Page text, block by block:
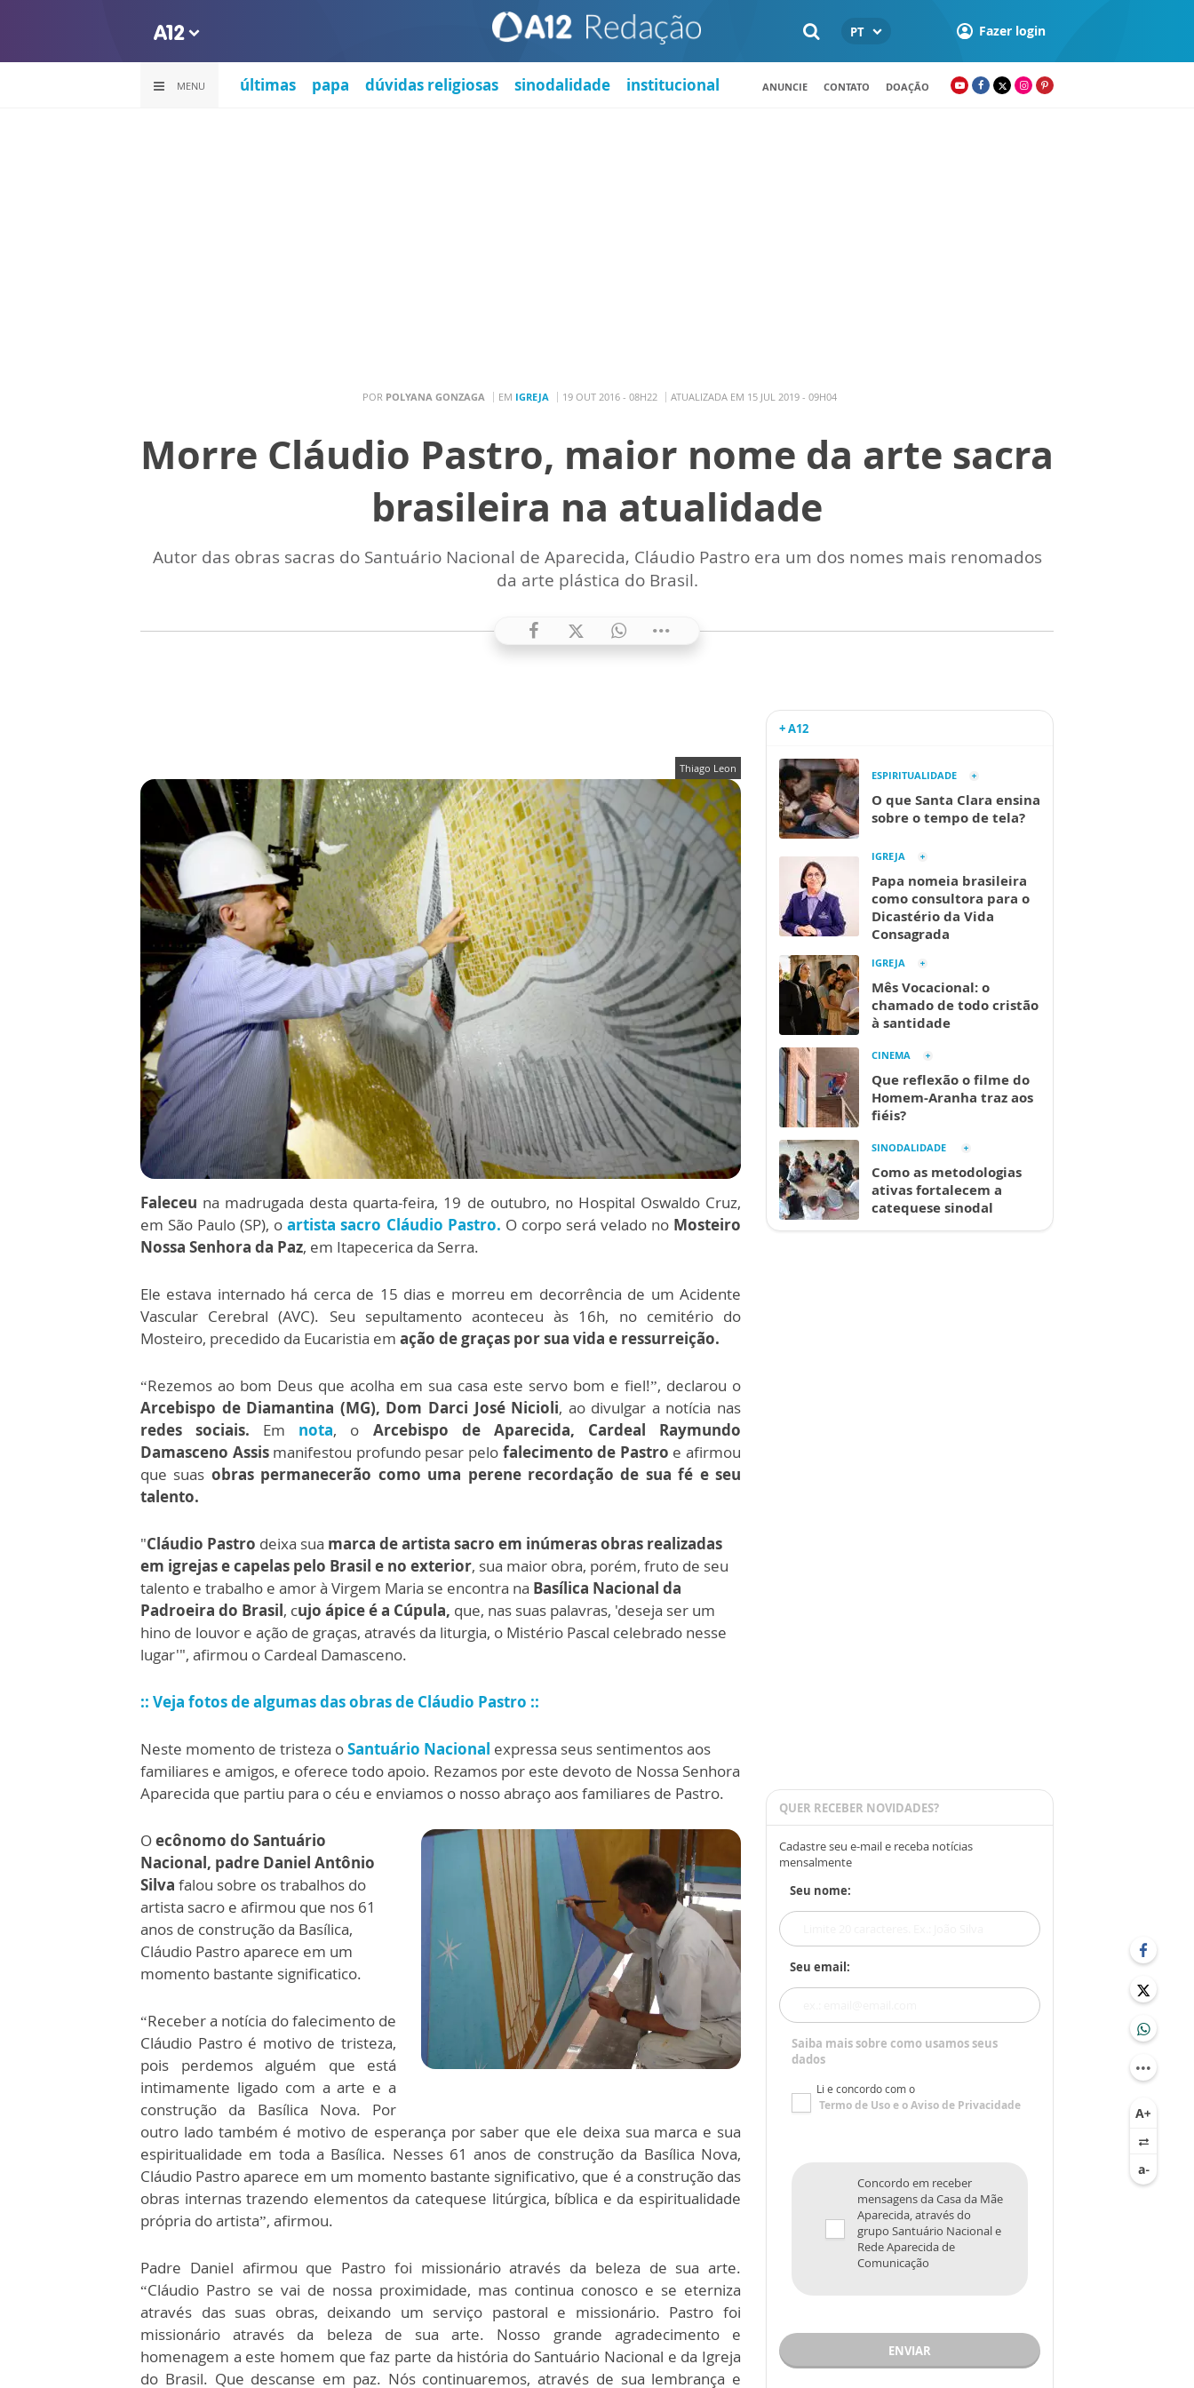
PT Fazer login
MENU últimas papa dúvidas religiosas sinodalidade institucional ANUNCIE CONTATO DOAÇÃO
POR POLYANA GONZAGA EM IGREJA 19 OUT 2016 - 08H22 ATUALIZADA EM 15 JUL 2019 - 09H04
Morre Cláudio Pastro, maior nome da arte sacra
brasileira na atualidade
Autor das obras sacras do Santuário Nacional de Aparecida, Cláudio Pastro era um dos nomes mais renomados
da arte plástica do Brasil.
Thiago Leon
Faleceu na madrugada desta quarta-feira, 19 de outubro, no Hospital Oswaldo Cruz,
em São Paulo (SP), oartista sacro Cláudio Pastro. O corpo será velado no Mosteiro
Nossa Senhora da Paz, em Itapecerica da Serra.
Ele estava internado há cerca de 15 dias e morreu em decorrência de um Acidente
Vascular Cerebral (AVC). Seu sepultamento aconteceu às 16h, no cemitério do
Mosteiro, precedido da Eucaristia em ação de graças por sua vida e ressurreição.
“Rezemos ao bom Deus que acolha em sua casa este servo bom e fiel!”, declarou o
Arcebispo de Diamantina (MG), Dom Darci José Nicioli, ao divulgar a notícia nas
redes sociais. Em nota, o Arcebispo de Aparecida,
Cardeal Raymundo
Damasceno Assismanifestou profundo pesar pelo falecimento de Pastro e afirmou
que suas obras permanecerão como uma perene recordação de sua fé e seu
talento.
"Cláudio Pastro deixa sua marca de artista sacro em inúmeras obras realizadas
em igrejas e capelas pelo Brasil e no exterior, sua maior obra, porém, fruto de seu
talento e trabalho e amor à Virgem Maria se encontra na Basílica Nacional da
Padroeira do Brasil, cujo ápice é a Cúpula, que, nas suas palavras, 'deseja ser um
hino de louvor e ação de graças, através da liturgia, o Mistério Pascal celebrado nesse
lugar'", afirmou o Cardeal Damasceno.
:: Veja fotos de algumas das obras de Cláudio Pastro ::
Neste momento de tristeza oSantuário Nacional expressa seus sentimentos aos
familiares e amigos, e oferece todo apoio. Rezamos por este devoto de Nossa Senhora
Aparecida que partiu para o céu e enviamos o nosso abraço aos familiares de Pastro.
Oecônomo do Santuário
Nacional, padre Daniel Antônio
Silva falou sobre os trabalhos do
artista sacro e afirmou que nos 61
anos de construção da Basílica,
Cláudio Pastro aparece em um
momento bastante significatico.
“Receber a notícia do falecimento de
Cláudio Pastro é motivo de tristeza,
pois perdemos alguém que está
intimamente ligado com a arte e a
construção da Basílica Nova. Por
outro lado também é motivo de esperança por saber que ele deixa sua marca e sua
espiritualidade em toda a Basílica. Nesses 61 anos de construção da Basílica Nova,
Cláudio Pastro aparece em um momento bastante significativo, que é a construção das
obras internas trazendo elementos da catequese litúrgica, bíblica e da espiritualidade
própria do artista”, afirmou.
Padre Daniel afirmou que Pastro foi missionário através da beleza de sua arte.
“Cláudio Pastro se vai de nossa proximidade, mas continua conosco e se eterniza
através das suas obras, deixando um serviço pastoral e missionário. Pastro foi
missionário através da beleza de sua arte. Nosso grande agradecimento e
homenagem a este homem que faz parte da história do Santuário Nacional e da Igreja
do Brasil. Que descanse em paz. Nós continuaremos, através de sua lembrança e
+ A12
ESPIRITUALIDADE
O que Santa Clara ensina
sobre o tempo de tela?
IGREJA
Papa nomeia brasileira
como consultora para o
Dicastério da Vida
Consagrada
IGREJA
Mês Vocacional: o
chamado de todo cristão
à santidade
CINEMA
Que reflexão o filme do
Homem-Aranha traz aos
fiéis?
SINODALIDADE
Como as metodologias
ativas fortalecem a
catequese sinodal
QUER RECEBER NOVIDADES?
Cadastre seu e-mail e receba notícias
mensalmente
Seu nome:
Seu email:
Saiba mais sobre como usamos seus
dados
Li e concordo com o
Termo de Usoe oAviso de Privacidade
Concordo em receber
mensagens da Casa da Mãe
Aparecida, através do
grupo Santuário Nacional e
Rede Aparecida de
Comunicação
ENVIAR